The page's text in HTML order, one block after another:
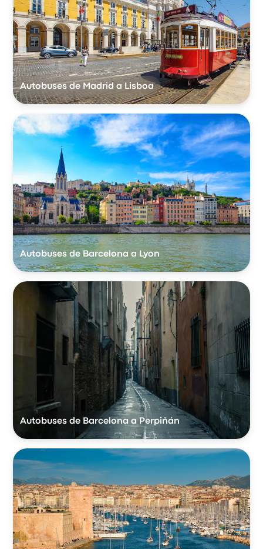
Autobuses de Madrid a Lisboa
Autobuses de Barcelona a Lyon
Autobuses de Barcelona a Perpiñán